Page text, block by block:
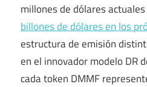
millones de dólares
billones de dólares en los
estructura de emisión
en el innovador modelo DR
cada token DMMF